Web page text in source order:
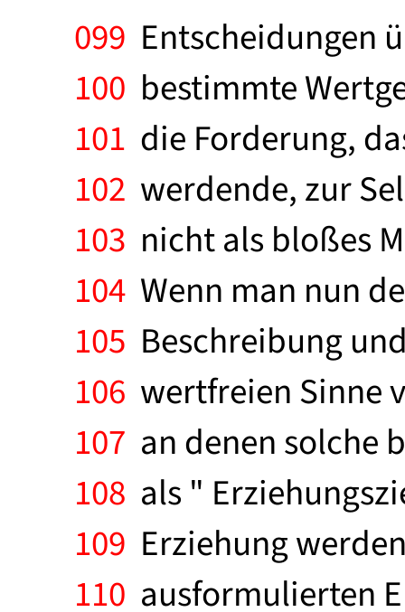
099 Entscheidungen
100 bestimmte
101 die Forderung,
102 werdende, zur
103 nicht als bloßes
104 Wenn man nun
105 Beschreibung
106 wertfreien Sinne
107 an denen solche
108 als "
109 Erziehung
110 ausformulierten